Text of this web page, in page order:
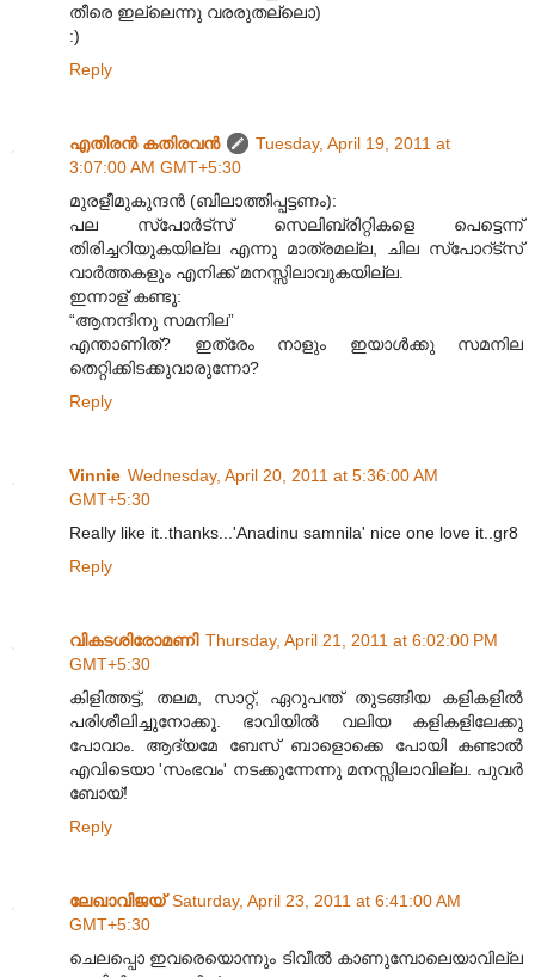
തീരെ ഇല്ലെന്നു വരരുതല്ലൊ)
:)
Reply
എതിരന്‍ കതിരവന്‍
Tuesday, April 19, 2011 at
3:07:00 AM GMT+5:30
മുരളീമുകുന്ദൻ (ബിലാത്തിപ്പട്ടണം):
പല സ്പോർട്സ് സെലിബ്രിറ്റികളെ പെട്ടെന്ന്
തിരിച്ചറിയുകയില്ല എന്നു മാത്രമല്ല, ചില സ്പോറ്ട്സ്
വാർത്തകളും എനിക്ക് മനസ്സിലാവുകയില്ല.
ഇന്നാള് കണ്ടൂ:
“ആനന്ദിനു സമനില”
എന്താണിത്? ഇത്രേം നാളും ഇയാൾക്കു സമനില
തെറ്റിക്കിടക്കുവാരുന്നോ?
Reply
Vinnie Wednesday, April 20, 2011 at 5:36:00 AM
GMT+5:30
Really like it..thanks...'Anadinu samnila' nice one love it..gr8
Reply
വികടശിരോമണി Thursday, April 21, 2011 at 6:02:00 PM
GMT+5:30
കിളിത്തട്ട്, തലമ, സാറ്റ്, ഏറുപന്ത് തുടങ്ങിയ കളികളിൽ
പരിശീലിച്ചുനോക്കൂ. ഭാവിയിൽ വലിയ കളികളിലേക്കു
പോവാം. ആദ്യമേ ബേസ് ബാളൊക്കെ പോയി കണ്ടാൽ
എവിടെയാ 'സംഭവം' നടക്കുന്നേന്നു മനസ്സിലാവില്ല. പുവർ
ബോയ്!
Reply
ലേഖാവിജയ് Saturday, April 23, 2011 at 6:41:00 AM
GMT+5:30
ചെലപ്പൊ ഇവരെയൊന്നും ടിവീൽ കാണുമ്പോലെയാവില്ല